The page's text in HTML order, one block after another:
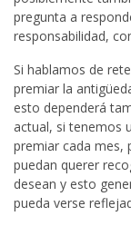
pregunta a
responsabilidad,
Si hablamos de
premiar la
esto dependerá
actual, si tenemos
premiar cada mes,
puedan querer
desean y esto
pueda verse